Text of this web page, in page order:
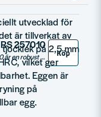
257010
Hultafors snabbvinkel MRS 257010 är en robust och användarvänlig mätverktyg för att ta exakta vinkelmätningar. Enkel att använda med tydliga mätskala och magnetisk botten. Vinkeln kan även låsas i önskad position för att underlätta mätningen. Tillverkad i hållbart rostfritt stål som säkerställer lång livslängd och precision. Köp
utvecklad för
är tillverkat av
på 2,5 mm
vilket ger
Eggen är
på
egg.